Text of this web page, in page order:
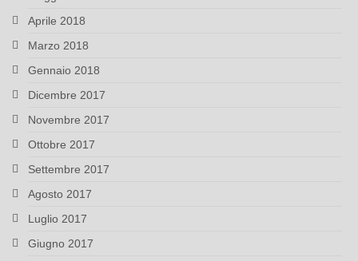
Aprile 2018
Marzo 2018
Gennaio 2018
Dicembre 2017
Novembre 2017
Ottobre 2017
Settembre 2017
Agosto 2017
Luglio 2017
Giugno 2017